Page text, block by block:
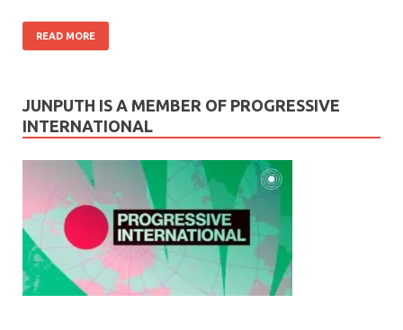
READ MORE
JUNPUTH IS A MEMBER OF PROGRESSIVE
INTERNATIONAL